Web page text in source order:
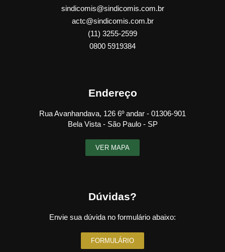
sindicomis@sindicomis.com.br
actc@sindicomis.com.br
(11) 3255-2599
0800 5919384
Endereço
Rua Avanhandava, 126 6º andar - 01306-901
Bela Vista - São Paulo - SP
VER MAPA
Dúvidas?
Envie sua dúvida no formulário abaixo:
FORMULÁRIO